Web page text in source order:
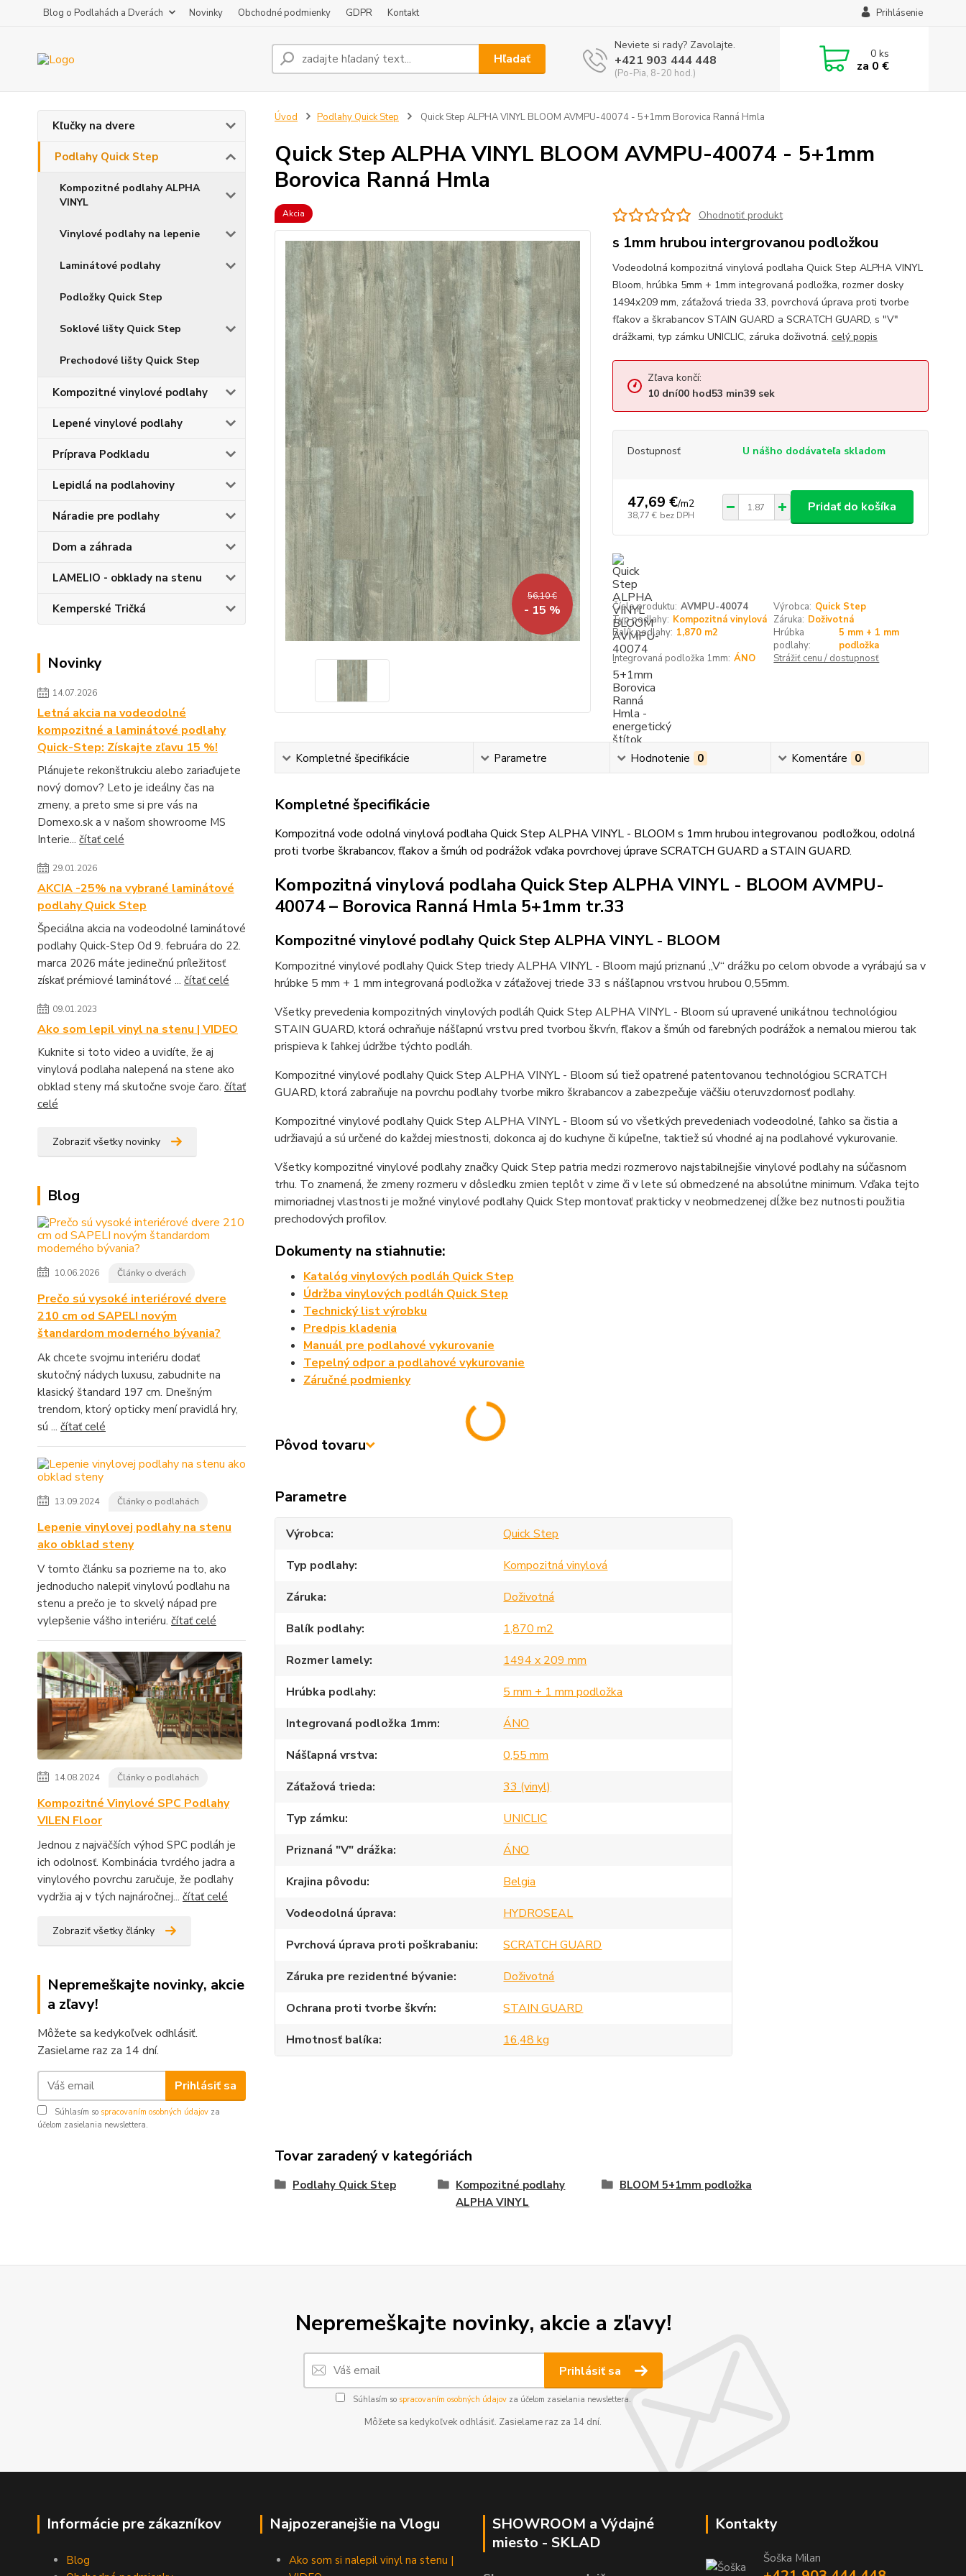
Blog o Podlahách a Dverách Novinky Obchodné podmienky GDPR Kontakt Prihlásenie
Hľadať
Neviete si rady? Zavolajte.
+421 903 444 448
(Po-Pia, 8-20 hod.)
0ks
za 0 €
Kľučky na dvere
Podlahy Quick Step
Kompozitné podlahy ALPHA
VINYL
Vinylové podlahy na lepenie
Laminátové podlahy
Podložky Quick Step
Soklové lišty Quick Step
Prechodové lišty Quick Step
Kompozitné vinylové podlahy
Lepené vinylové podlahy
Príprava Podkladu
Lepidlá na podlahoviny
Náradie pre podlahy
Dom a záhrada
LAMELIO - obklady na stenu
Kemperské Tričká
Novinky
14.07.2026
Letná akcia na vodeodolné
kompozitné a laminátové podlahy
Quick-Step: Získajte zľavu 15 %!
Plánujete rekonštrukciu alebo zariaďujete
nový domov? Leto je ideálny čas na
zmeny, a preto sme si pre vás na
Domexo.sk a v našom showroome MS
Interie... čítať celé
29.01.2026
AKCIA -25% na vybrané laminátové
podlahy Quick Step
Špeciálna akcia na vodeodolné laminátové
podlahy Quick-Step Od 9. februára do 22.
marca 2026 máte jedinečnú príležitosť
získať prémiové laminátové ... čítať celé
09.01.2023
Ako som lepil vinyl na stenu | VIDEO
Kuknite si toto video a uvidíte, že aj
vinylová podlaha nalepená na stene ako
obklad steny má skutočne svoje čaro. čítať
celé
Zobraziť všetky novinky
Blog
10.06.2026 Články o dverách
Prečo sú vysoké interiérové dvere
210 cm od SAPELI novým
štandardom moderného bývania?
Ak chcete svojmu interiéru dodať
skutočný nádych luxusu, zabudnite na
klasický štandard 197 cm. Dnešným
trendom, ktorý opticky mení pravidlá hry,
sú ... čítať celé
13.09.2024 Články o podlahách
Lepenie vinylovej podlahy na stenu
ako obklad steny
V tomto článku sa pozrieme na to, ako
jednoducho nalepiť vinylovú podlahu na
stenu a prečo je to skvelý nápad pre
vylepšenie vášho interiéru. čítať celé
14.08.2024 Články o podlahách
Kompozitné Vinylové SPC Podlahy
VILEN Floor
Jednou z najväčších výhod SPC podláh je
ich odolnosť. Kombinácia tvrdého jadra a
vinylového povrchu zaručuje, že podlahy
vydržia aj v tých najnáročnej... čítať celé
Zobraziť všetky články
Nepremeškajte novinky, akcie
a zľavy!
Môžete sa kedykoľvek odhlásiť.
Zasielame raz za 14 dní.
Prihlásiť sa
Súhlasím so spracovaním osobných údajov za
účelom zasielania newslettera.
Úvod Podlahy Quick Step Quick Step ALPHA VINYL BLOOM AVMPU-40074 - 5+1mm Borovica Ranná Hmla
Quick Step ALPHA VINYL BLOOM AVMPU-40074 - 5+1mm
Borovica Ranná Hmla
Akcia
56,10 €
- 15 %
Ohodnotiť produkt
s 1mm hrubou intergrovanou podložkou
Vodeodolná kompozitná vinylová podlaha Quick Step ALPHA VINYL
Bloom, hrúbka 5mm + 1mm integrovaná podložka, rozmer dosky
1494x209 mm, záťažová trieda 33, povrchová úprava proti tvorbe
fľakov a škrabancov STAIN GUARD a SCRATCH GUARD, s "V"
drážkami, typ zámku UNICLIC, záruka doživotná. celý popis
Zľava končí:
10 dní00hod53 min38sek
Dostupnosť U nášho dodávateľa skladom
47,69 €/m2
38,77 € bez DPH
Pridať do košíka
Číslo produktu: AVMPU-40074 Výrobca: Quick Step
Typ podlahy: Kompozitná vinylová Záruka: Doživotná
Balík podlahy: 1,870 m2
Hrúbka
podlahy:
5 mm + 1 mm
podložka
Integrovaná podložka 1mm: ÁNO Strážiť cenu / dostupnosť
Kompletné špecifikácie Parametre Hodnotenie 0 Komentáre 0
Kompletné špecifikácie
Kompozitná vode odolná vinylová podlaha Quick Step ALPHA VINYL - BLOOM s 1mm hrubou integrovanou podložkou, odolná
proti tvorbe škrabancov, fľakov a šmúh od podrážok vďaka povrchovej úprave SCRATCH GUARD a STAIN GUARD.
Kompozitná vinylová podlaha Quick Step ALPHA VINYL - BLOOM AVMPU-
40074 – Borovica Ranná Hmla 5+1mm tr.33
Kompozitné vinylové podlahy Quick Step ALPHA VINYL - BLOOM
Kompozitné vinylové podlahy Quick Step triedy ALPHA VINYL - Bloom majú priznanú „V“ drážku po celom obvode a vyrábajú sa v
hrúbke 5 mm + 1 mm integrovaná podložka v záťažovej triede 33 s nášľapnou vrstvou hrubou 0,55mm.
Všetky prevedenia kompozitných vinylových podláh Quick Step ALPHA VINYL - Bloom sú upravené unikátnou technológiou
STAIN GUARD, ktorá ochraňuje nášľapnú vrstvu pred tvorbou škvŕn, fľakov a šmúh od farebných podrážok a nemalou mierou tak
prispieva k ľahkej údržbe týchto podláh.
Kompozitné vinylové podlahy Quick Step ALPHA VINYL - Bloom sú tiež opatrené patentovanou technológiou SCRATCH
GUARD, ktorá zabraňuje na povrchu podlahy tvorbe mikro škrabancov a zabezpečuje väčšiu oteruvzdornosť podlahy.
Kompozitné vinylové podlahy Quick Step ALPHA VINYL - Bloom sú vo všetkých prevedeniach vodeodolné, ľahko sa čistia a
udržiavajú a sú určené do každej miestnosti, dokonca aj do kuchyne či kúpeľne, taktiež sú vhodné aj na podlahové vykurovanie.
Všetky kompozitné vinylové podlahy značky Quick Step patria medzi rozmerovo najstabilnejšie vinylové podlahy na súčasnom
trhu. To znamená, že zmeny rozmeru v dôsledku zmien teplôt v zime či v lete sú obmedzené na absolútne minimum. Vďaka tejto
mimoriadnej vlastnosti je možné vinylové podlahy Quick Step montovať prakticky v neobmedzenej dĺžke bez nutnosti použitia
prechodových profilov.
Dokumenty na stiahnutie:
Katalóg vinylových podláh Quick Step
Údržba vinylových podláh Quick Step
Technický list výrobku
Predpis kladenia
Manuál pre podlahové vykurovanie
Tepelný odpor a podlahové vykurovanie
Záručné podmienky
Pôvod tovaru
Parametre
Výrobca
Quick Step
Typ podlahy
Kompozitná vinylová
Záruka
Doživotná
Balík podlahy
1,870 m2
Rozmer lamely
1494 x 209 mm
Hrúbka podlahy
5 mm + 1 mm podložka
Integrovaná podložka 1mm
ÁNO
Nášľapná vrstva
0,55 mm
Záťažová trieda
33 (vinyl)
Typ zámku
UNICLIC
Priznaná "V" drážka
ÁNO
Krajina pôvodu
Belgia
Vodeodolná úprava
HYDROSEAL
Pvrchová úprava proti poškrabaniu
SCRATCH GUARD
Záruka pre rezidentné bývanie
Doživotná
Ochrana proti tvorbe škvŕn
STAIN GUARD
Hmotnosť balíka
16,48 kg
Tovar zaradený v kategóriách
Podlahy Quick Step
Kompozitné podlahy
ALPHA VINYL
BLOOM 5+1mm podložka
Nepremeškajte novinky, akcie a zľavy!
Prihlásiť sa
Súhlasím so spracovaním osobných údajovza účelom zasielania newslettera.
Môžete sa kedykoľvek odhlásiť. Zasielame raz za 14 dní.
Informácie pre zákazníkov
Blog
Najpozeranejšie na Vlogu
Ako som si nalepil vinyl na stenu |
SHOWROOM a Výdajné
miesto - SKLAD
Kontakty
Šoška Milan